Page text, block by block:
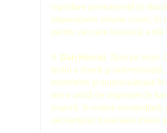
raportare permanentă la
imperativele omului clasic, în
pentru cel care încearcă a trăi
9. Dan Herciu, Taxa pe viciu,
textul e liberă şi
monotone şi surprinzătoare
are o undă de disperare în
majoră, în ordine
secvenţelor traversării zilelor